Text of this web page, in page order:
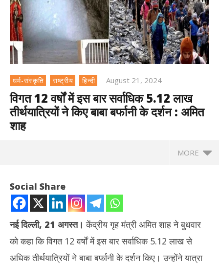
धर्म-संस्कृति राष्ट्रीय हिन्दी August 21, 2024
विगत 12 वर्षों में इस बार सर्वाधिक 5.12 लाख
तीर्थयात्रियों ने किए बाबा बर्फानी के दर्शन : अमित
शाह
MORE
Social Share
नई दिल्ली, 21 अगस्त।केंद्रीय गृह मंत्री अमित शाह ने बुधवार
को कहा कि विगत 12 वर्षों में इस बार सर्वाधिक 5.12 लाख से
अधिक तीर्थयात्रियों ने बाबा बर्फानी के दर्शन किए। उन्होंने यात्रा